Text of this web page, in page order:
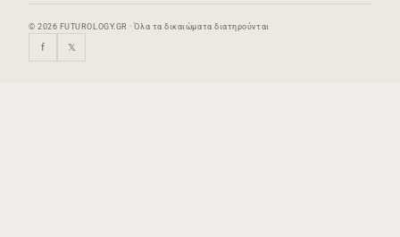
© 2026 FUTUROLOGY.GR · Όλα τα δικαιώματα διατηρούνται
f 𝕏